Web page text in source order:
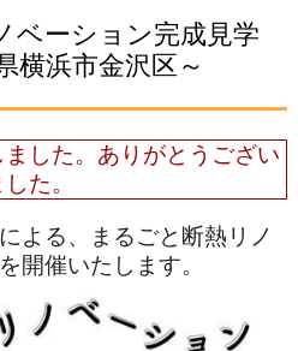
ベーション完成見学
横浜市金沢区～
した。ありがとうござい
した。
よる、まるごと断熱リノ
開催いたします。